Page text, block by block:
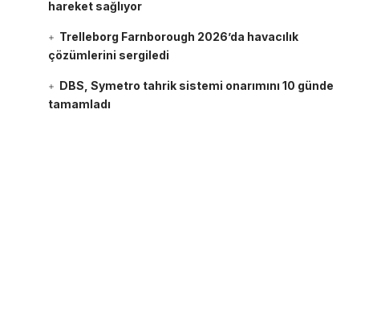
hareket sağlıyor
Trelleborg Farnborough 2026’da havacılık
çözümlerini sergiledi
DBS, Symetro tahrik sistemi onarımını 10 günde
tamamladı